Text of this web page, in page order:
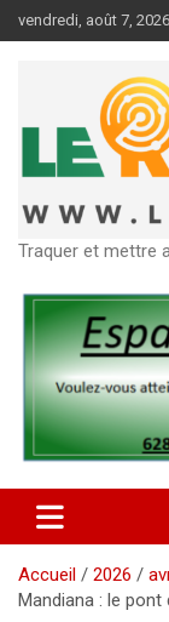
au
vendredi, août 7, 2026
Traquer et mettre
Accueil 2026
Mandiana : le pont